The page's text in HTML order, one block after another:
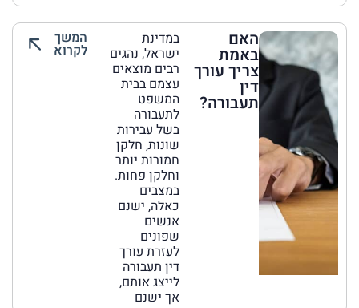
האם
באמת
צריך עורך
דין
תעבורה?
במדינת
ישראל, נהגים
רבים מוצאים
עצמם בבית
המשפט
לתעבורה
בשל עבירות
שונות, חלקן
חמורות יותר
וחלקן פחות.
במצבים
כאלה, ישנם
אנשים
שפונים
לעזרת עורך
דין תעבורה
לייצג אותם,
אך ישנם
המשך
לקרוא